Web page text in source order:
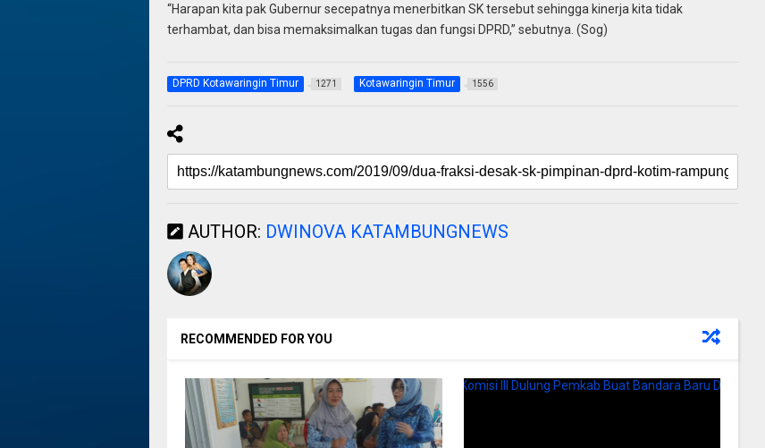
“Harapan kita pak Gubernur secepatnya menerbitkan SK tersebut sehingga kinerja kita tidak
terhambat, dan bisa memaksimalkan tugas dan fungsi DPRD,” sebutnya. (Sog)
DPRD Kotawaringin Timur 1271 Kotawaringin Timur 1556
AUTHOR: DWINOVA KATAMBUNGNEWS
RECOMMENDED FOR YOU